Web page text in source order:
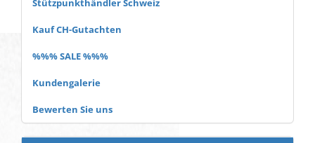
Stützpunkthändler Schweiz
Kauf CH-Gutachten
%%% SALE %%%
Kundengalerie
Bewerten Sie uns